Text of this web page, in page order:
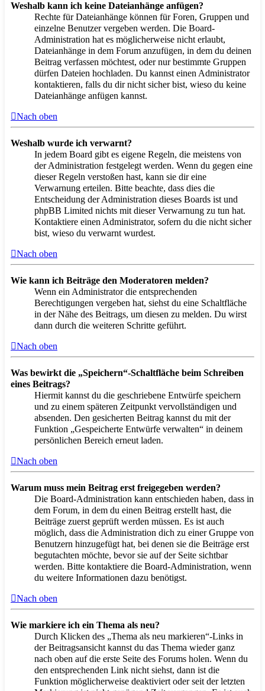
Weshalb kann ich keine Dateianhänge anfügen?
Rechte für Dateianhänge können für Foren, Gruppen und
einzelne Benutzer vergeben werden. Die Board-
Administration hat es möglicherweise nicht erlaubt,
Dateianhänge in dem Forum anzufügen, in dem du deinen
Beitrag verfassen möchtest, oder nur bestimmte Gruppen
dürfen Dateien hochladen. Du kannst einen Administrator
kontaktieren, falls du dir nicht sicher bist, wieso du keine
Dateianhänge anfügen kannst.
Nach oben
Weshalb wurde ich verwarnt?
In jedem Board gibt es eigene Regeln, die meistens von
der Administration festgelegt werden. Wenn du gegen eine
dieser Regeln verstoßen hast, kann sie dir eine
Verwarnung erteilen. Bitte beachte, dass dies die
Entscheidung der Administration dieses Boards ist und
phpBB Limited nichts mit dieser Verwarnung zu tun hat.
Kontaktiere einen Administrator, sofern du die nicht sicher
bist, wieso du verwarnt wurdest.
Nach oben
Wie kann ich Beiträge den Moderatoren melden?
Wenn ein Administrator die entsprechenden
Berechtigungen vergeben hat, siehst du eine Schaltfläche
in der Nähe des Beitrags, um diesen zu melden. Du wirst
dann durch die weiteren Schritte geführt.
Nach oben
Was bewirkt die „Speichern“-Schaltfläche beim Schreiben
eines Beitrags?
Hiermit kannst du die geschriebene Entwürfe speichern
und zu einem späteren Zeitpunkt vervollständigen und
absenden. Den gesicherten Beitrag kannst du mit der
Funktion „Gespeicherte Entwürfe verwalten“ in deinem
persönlichen Bereich erneut laden.
Nach oben
Warum muss mein Beitrag erst freigegeben werden?
Die Board-Administration kann entschieden haben, dass in
dem Forum, in dem du einen Beitrag erstellt hast, die
Beiträge zuerst geprüft werden müssen. Es ist auch
möglich, dass die Administration dich zu einer Gruppe von
Benutzern hinzugefügt hat, bei denen sie die Beiträge erst
begutachten möchte, bevor sie auf der Seite sichtbar
werden. Bitte kontaktiere die Board-Administration, wenn
du weitere Informationen dazu benötigst.
Nach oben
Wie markiere ich ein Thema als neu?
Durch Klicken des „Thema als neu markieren“-Links in
der Beitragsansicht kannst du das Thema wieder ganz
nach oben auf die erste Seite des Forums holen. Wenn du
den entsprechenden Link nicht siehst, dann ist die
Funktion möglicherweise deaktiviert oder seit der letzten